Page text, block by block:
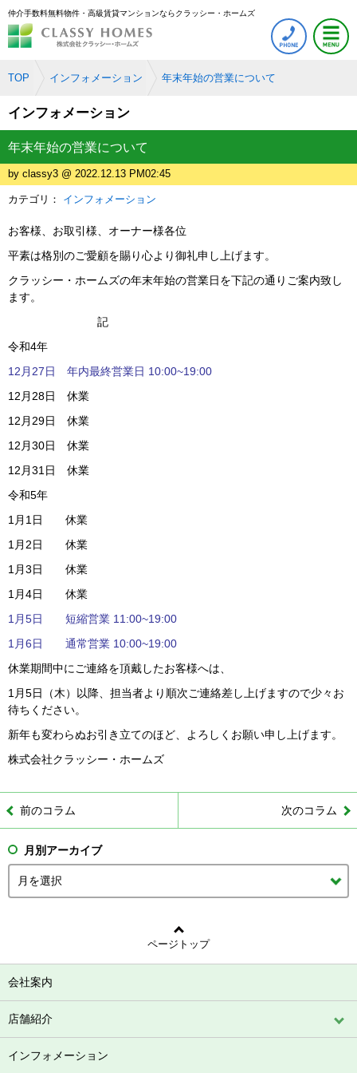
仲介手数料無料物件・高級賃貸マンションならクラッシー・ホームズ
TOP インフォメーション 年末年始の営業について
インフォメーション
年末年始の営業について
by classy3 @ 2022.12.13 PM02:45
カテゴリ： インフォメーション
お客様、お取引様、オーナー様各位
平素は格別のご愛顧を賜り心より御礼申し上げます。
クラッシー・ホームズの年末年始の営業日を下記の通りご案内致し
ます。
記
令和4年
12月27日
年内最終営業日 10:00~19:00
12月28日 休業
12月29日 休業
12月30日 休業
12月31日 休業
令和5年
1月1日 休業
1月2日 休業
1月3日 休業
1月4日 休業
1月5日
短縮営業 11:00~19:00
1月6日
通常営業 10:00~19:00
休業期間中にご連絡を頂戴したお客様へは、
1月5日（木）以降、担当者より順次ご連絡差し上げますので少々お
待ちください。
新年も変わらぬお引き立てのほど、よろしくお願い申し上げます。
株式会社クラッシー・ホームズ
前のコラム 次のコラム
月別アーカイブ
ページトップ
会社案内
店舗紹介
インフォメーション